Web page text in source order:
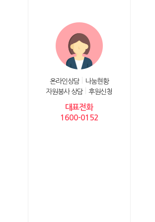
온라인상담
나눔현황
자원봉사 상담
후원신청
대표전화
1600-0152